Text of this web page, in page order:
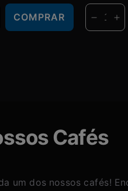
COMPRAR
Diminuir
a
a
Cafés
um dos nossos cafés!